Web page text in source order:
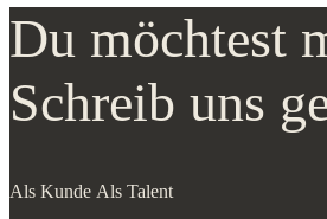
Du möchtest
Schreib uns
Als Kunde Als Talent